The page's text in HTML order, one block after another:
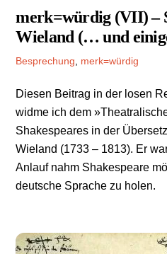
merk=würdig (VII) –
Wieland (… und
Besprechung merk=würdig
Diesen Beitrag in der losen
widme ich dem
Shakespeares in der
Wieland (1733 – 1813). Er
Anlauf nahm Shakespeare
deutsche Sprache zu holen.